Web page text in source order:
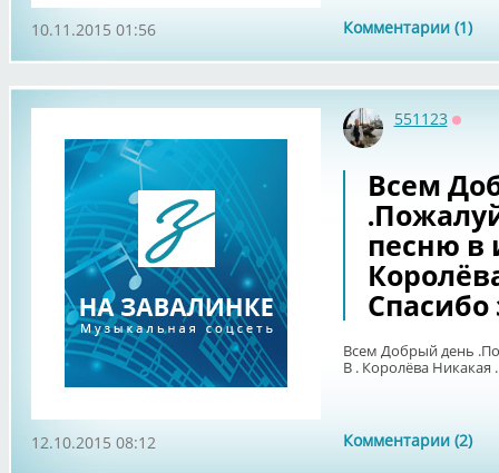
Комментарии (1)
10.11.2015 01:56
551123
Всем
песню в
Спасибо
Всем Добрый день
В . Королёва Никакая
Комментарии (2)
12.10.2015 08:12